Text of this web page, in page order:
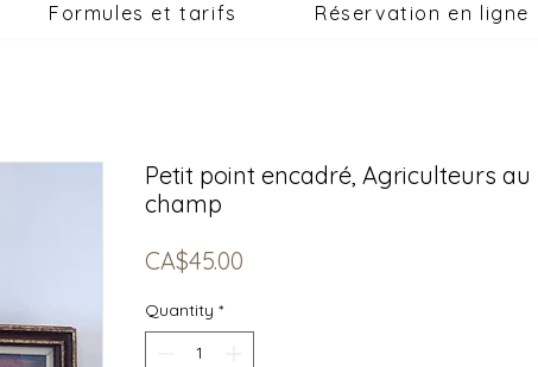
Formules et tarifs Réservation en ligne
Petit point encadré, Agriculteurs au
champ
CA$45.00
Quantity *